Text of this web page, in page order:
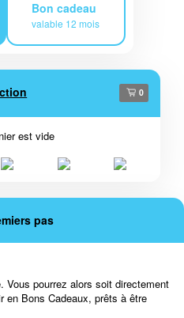
Bon cadeau
valable 12 mois
0
est vide
pas
pourrez alors soit directement
Bons Cadeaux, prêts à être